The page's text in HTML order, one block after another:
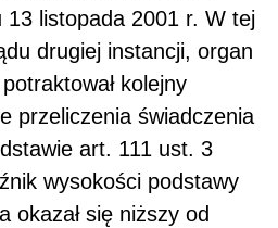
13 listopada 2001 r. W tej
drugiej instancji, organ
kolejny
przeliczenia świadczenia
art. 111 ust. 3
wysokości podstawy
okazał się niższy od